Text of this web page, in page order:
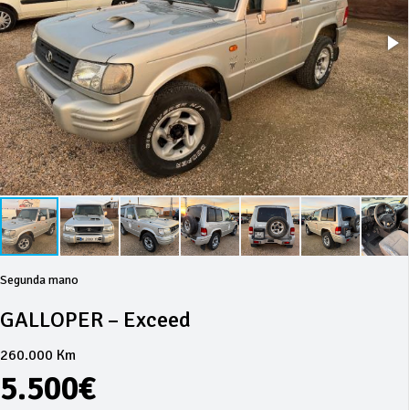
Segunda mano
GALLOPER – Exceed
260.000 Km
5.500€